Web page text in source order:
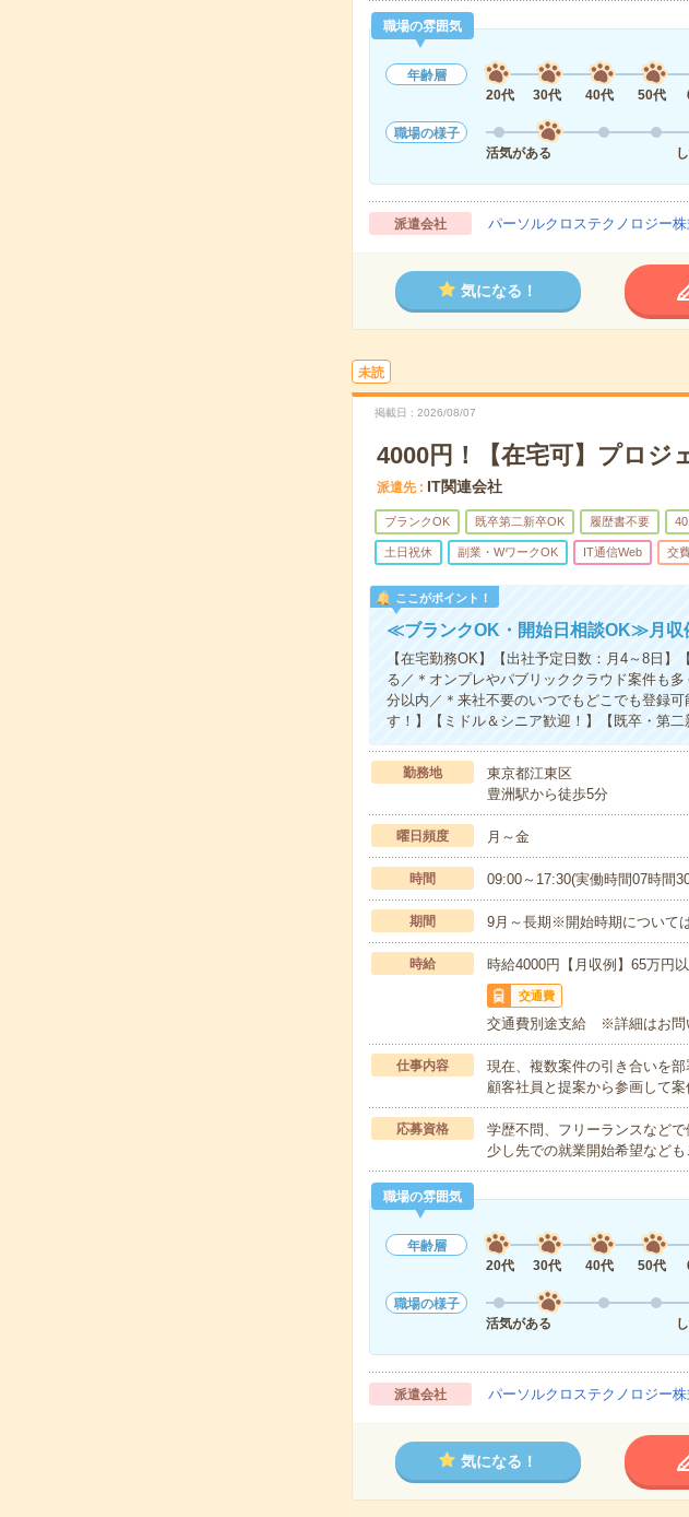
職場の雰囲気
年齢層
20代
30代 40代 50代
職場の様子
活気がある
派遣会社 パーソルクロステクノロジー
気になる！
未読
掲載日 2026/08/07
4000円！【在宅可】プロジ
派遣先 IT関連会社
ブランクOK 既卒第二新卒OK 履歴書不要
土日祝休 副業・WワークOK IT通信Web 交
ここがポイント！
≪ブランクOK・開始日相談OK≫月収
【在宅勤務OK】【出社予定日数：月4～8日
る／＊オンプレやパブリッククラウド案件も
分以内／＊来社不要のいつでもどこでも登録
す！】【ミドル＆シニア歓迎！】【既卒・第二
勤務地
東京都江東区
豊洲駅から徒歩5分
曜日頻度 月～金
時間 09:00～17:30(実働時間07時間
期間 9月～長期※開始時期について
時給 時給4000円【月収例】65万円
交通費
交通費別途支給 ※詳細はお問
仕事内容
現在、複数案件の引き合いを
顧客社員と提案から参画して
応募資格
学歴不問、フリーランスなど
少し先での就業開始希望なども
職場の雰囲気
年齢層
20代
30代 40代 50代
職場の様子
活気がある
派遣会社 パーソルクロステクノロジー
気になる！